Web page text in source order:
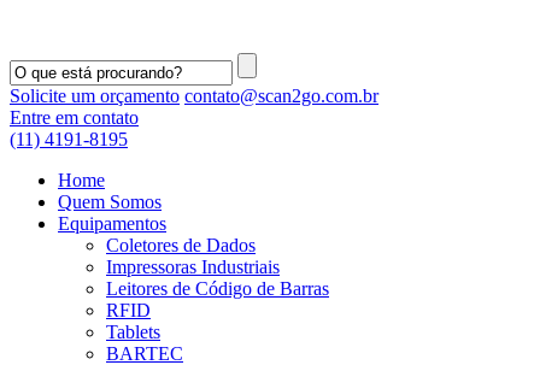
Solicite um orçamento contato@scan2go.com.br
Entre em contato
(11) 4191-8195
Home
Quem Somos
Equipamentos
Coletores de Dados
Impressoras Industriais
Leitores de Código de Barras
RFID
Tablets
BARTEC